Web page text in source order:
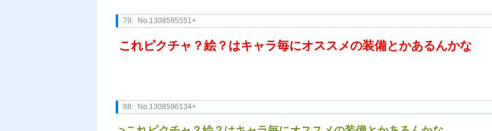
79: No.1308595551+
これピクチャ？絵？はキャラ毎にオススメの装備とかあるんかな
88: No.1308596134+